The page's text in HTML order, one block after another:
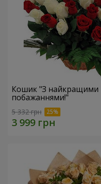
Кошик "З найкращими
побажаннями!"
5 332 грн